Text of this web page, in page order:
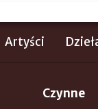
Artyści
Czynne